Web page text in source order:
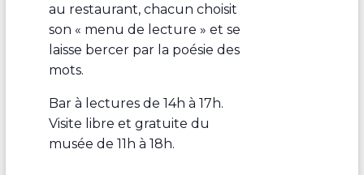
au restaurant, chacun choisit
son « menu de lecture » et se
laisse bercer par la poésie des
mots.
Bar à lectures de 14h à 17h.
Visite libre et gratuite du
musée de 11h à 18h.